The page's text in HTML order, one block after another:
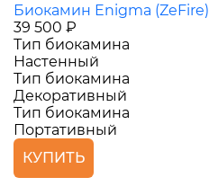
Биокамин Enigma (ZeFire)
39 500 ₽
Тип биокамина
Настенный
Тип биокамина
Декоративный
Тип биокамина
Портативный
КУПИТЬ